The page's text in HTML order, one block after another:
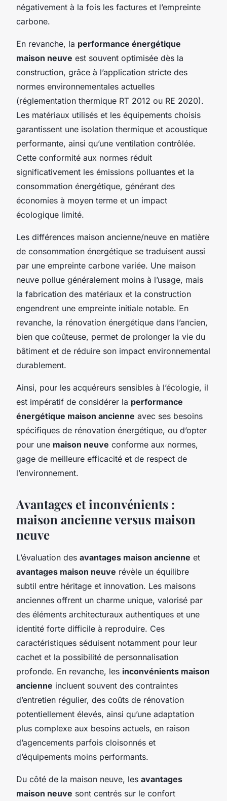
négativement à la fois les factures et l’empreinte
carbone.
En revanche, la performance énergétique
maison neuve est souvent optimisée dès la
construction, grâce à l’application stricte des
normes environnementales actuelles
(réglementation thermique RT 2012 ou RE 2020).
Les matériaux utilisés et les équipements choisis
garantissent une isolation thermique et acoustique
performante, ainsi qu’une ventilation contrôlée.
Cette conformité aux normes réduit
significativement les émissions polluantes et la
consommation énergétique, générant des
économies à moyen terme et un impact
écologique limité.
Les différences maison ancienne/neuve en matière
de consommation énergétique se traduisent aussi
par une empreinte carbone variée. Une maison
neuve pollue généralement moins à l’usage, mais
la fabrication des matériaux et la construction
engendrent une empreinte initiale notable. En
revanche, la rénovation énergétique dans l’ancien,
bien que coûteuse, permet de prolonger la vie du
bâtiment et de réduire son impact environnemental
durablement.
Ainsi, pour les acquéreurs sensibles à l’écologie, il
est impératif de considérer la performance
énergétique maison ancienne avec ses besoins
spécifiques de rénovation énergétique, ou d’opter
pour une maison neuve conforme aux normes,
gage de meilleure efficacité et de respect de
l’environnement.
Avantages et inconvénients :
maison ancienne versus maison
neuve
L’évaluation des avantages maison ancienne et
avantages maison neuve révèle un équilibre
subtil entre héritage et innovation. Les maisons
anciennes offrent un charme unique, valorisé par
des éléments architecturaux authentiques et une
identité forte difficile à reproduire. Ces
caractéristiques séduisent notamment pour leur
cachet et la possibilité de personnalisation
profonde. En revanche, les inconvénients maison
ancienne incluent souvent des contraintes
d’entretien régulier, des coûts de rénovation
potentiellement élevés, ainsi qu’une adaptation
plus complexe aux besoins actuels, en raison
d’agencements parfois cloisonnés et
d’équipements moins performants.
Du côté de la maison neuve, les avantages
maison neuve sont centrés sur le confort